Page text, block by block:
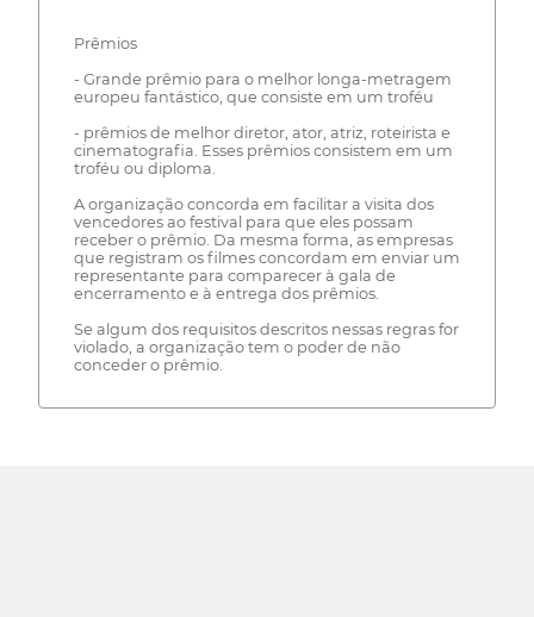
Prêmios
- Grande prêmio para o melhor longa-metragem
europeu fantástico, que consiste em um troféu
- prêmios de melhor diretor, ator, atriz, roteirista e
cinematografia. Esses prêmios consistem em um
troféu ou diploma.
A organização concorda em facilitar a visita dos
vencedores ao festival para que eles possam
receber o prêmio. Da mesma forma, as empresas
que registram os filmes concordam em enviar um
representante para comparecer à gala de
encerramento e à entrega dos prêmios.
Se algum dos requisitos descritos nessas regras for
violado, a organização tem o poder de não
conceder o prêmio.